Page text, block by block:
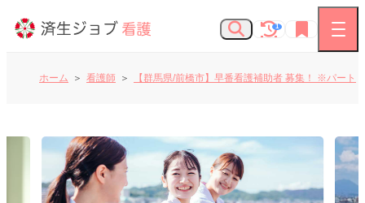
1
お知らせ
ホーム 看護師 【群馬県/前橋市】早番看護補助者 募集！ ※パート